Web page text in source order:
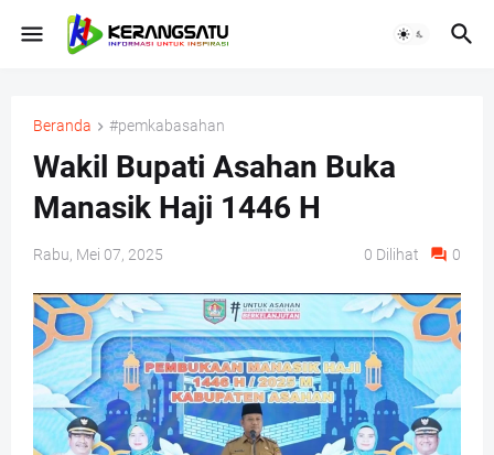
Beranda #pemkabasahan
Wakil Bupati Asahan Buka
Manasik Haji 1446 H
Rabu, Mei 07, 2025 0 Dilihat 0